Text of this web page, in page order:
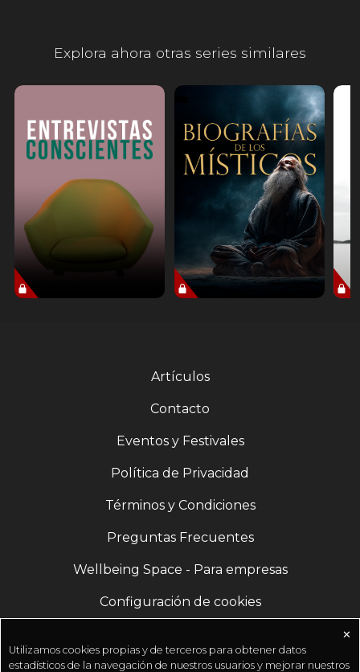
Explora ahora otras series similares
Artículos
Contacto
Eventos y Festivales
Política de Privacidad
Términos y Condiciones
Preguntas Frecuentes
Wellbeing Space - Para empresas
Configuración de cookies
✕
Utilizamos cookies propias y de terceros para obtener datos
estadísticos de la navegación de nuestros usuarios y mejorar nuestros